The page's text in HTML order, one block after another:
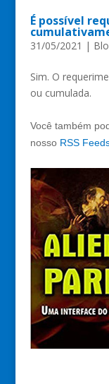
É possível
31/05/2021 |
Sim. O
ou cumulada.
Você também
nosso RSS